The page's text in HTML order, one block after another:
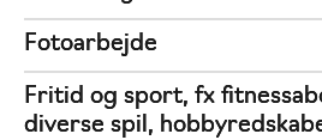
Fotoarbejde
Fritid og sport, fx
diverse spil,